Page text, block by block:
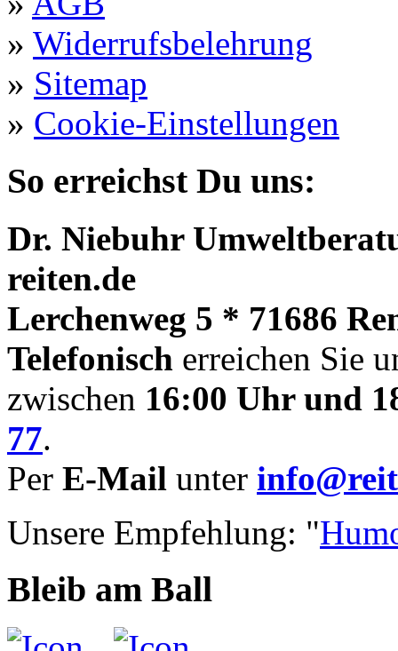
» Widerrufsbelehrung
» Sitemap
» Cookie-Einstellungen
So erreichst Du uns:
Dr. Niebuhr
reiten.de
Lerchenweg 5 * 71686
Telefonisch erreichen Sie
zwischen 16:00 Uhr und
77.
Per E-Mail unter
Unsere Empfehlung: "
Bleib am Ball